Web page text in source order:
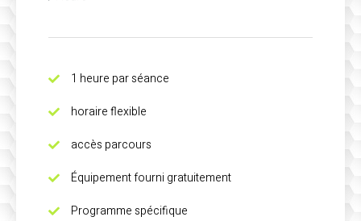
1 heure par séance
horaire flexible
accès parcours
Équipement fourni gratuitement
Programme spécifique